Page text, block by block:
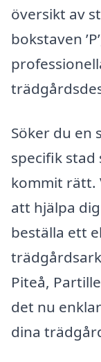
översikt av
bokstaven
Söker du en
specifik stad
kommit rätt.
att hjälpa
beställa ett
Piteå,
det nu
dina